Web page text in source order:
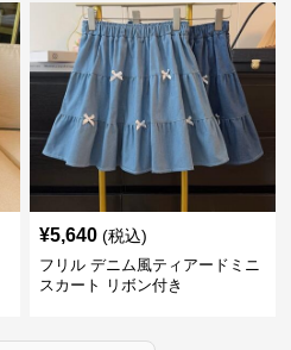
¥5,640 (税込)
フリル デニム風ティアードミニ
スカート リボン付き